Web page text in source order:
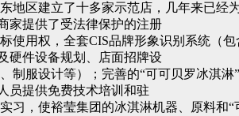
地区建立了十多家示范店，几年来已经
家提供了受法律保护的注册
使用权，全套CIS品牌形象识别系统（
硬件设备规划、店面招牌设
制服设计等）；完善的“可可贝罗冰淇
员提供免费技术培训和驻
习，使裕莹集团的冰淇淋机器、原料和